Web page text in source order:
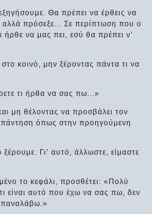
Θα πρέπει να έρθεις να
αλλά πρόσεξε... Σε περίπτωση που ο
ήρθε να μας πει, εσύ θα πρέπει ν’
κοινό, μην ξέροντας πάντα τι να
τι ήρθα να σας πω...»
μη θέλοντας να προσβάλει τον
όπως στην προηγούμενη
Γι’ αυτό, άλλωστε, είμαστε
το κεφάλι, προσθέτει: «Πολύ
είναι αυτό που έχω να σας πω, δεν